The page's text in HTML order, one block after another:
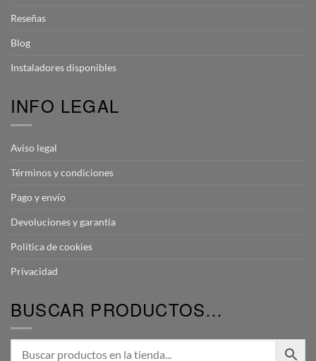
Reseñas
Blog
Instaladores disponibles
INFO LEGAL
Aviso legal
Términos y condiciones
Pago y envío
Devoluciones y garantía
Política de cookies
Privacidad
BUSCAR PRODUCTOS…